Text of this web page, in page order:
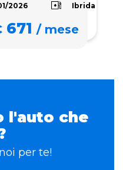
2026 Ibrida
671 /mese
l'auto che
per te!